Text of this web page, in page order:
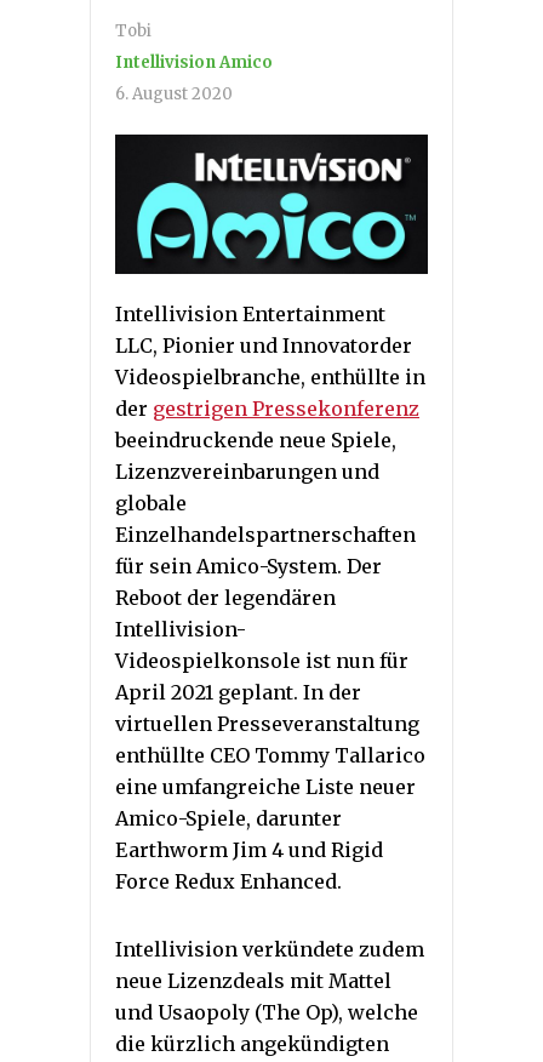
Tobi
Intellivision Amico
6. August 2020
Intellivision Entertainment
LLC, Pionier und Innovatorder
Videospielbranche, enthüllte in
der gestrigen Pressekonferenz
beeindruckende neue Spiele,
Lizenzvereinbarungen und
globale
Einzelhandelspartnerschaften
für sein Amico-System. Der
Reboot der legendären
Intellivision-
Videospielkonsole ist nun für
April 2021 geplant. In der
virtuellen Presseveranstaltung
enthüllte CEO Tommy Tallarico
eine umfangreiche Liste neuer
Amico-Spiele, darunter
Earthworm Jim 4 und Rigid
Force Redux Enhanced.
Intellivision verkündete zudem
neue Lizenzdeals mit Mattel
und Usaopoly (The Op), welche
die kürzlich angekündigten